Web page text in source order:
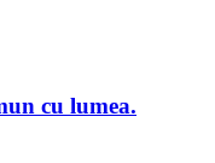
cu lumea.